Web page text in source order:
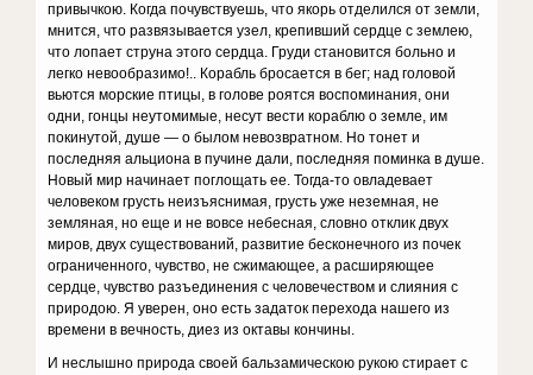
привычкою. Когда почувству­ешь, что якорь отделился от земли,
мнится, что раз­вязывается узел, крепивший сердце с землею,
что ло­пает струна этого сердца. Груди становится больно и
легко невообразимо!.. Корабль бросается в бег; над головой
вьются морские птицы, в голове роятся воспо­минания, они
одни, гонцы неутомимые, несут вести кораблю о земле, им
покинутой, душе — о былом не­возвратном. Но тонет и
последняя альциона в пучине дали, последняя поминка в душе.
Новый мир начинает поглощать ее. Тогда-то овладевает
человеком грусть неизъяснимая, грусть уже неземная, не
земляная, но еще и не вовсе небесная, словно отклик двух
миров, двух существований, развитие бесконечного из почек
ограниченного, чувство, не сжимающее, а расширяю­щее
сердце, чувство разъединения с человечеством и слияния с
природою. Я уверен, оно есть задаток перехода нашего из
времени в вечность, диез из окта­вы кончины.
И неслышно природа своей бальзамическою рукою стирает с